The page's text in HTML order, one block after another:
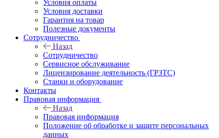
Условия оплаты
Условия доставки
Гарантия на товар
Полезные документы
Сотрудничество
Назад
Сотрудничество
Сервисное обслуживание
Лицензирование деятельность (ГРЗТС)
Станки и оборудование
Контакты
Правовая информация
Назад
Правовая информация
Положение об обработке и защите персональных
данных